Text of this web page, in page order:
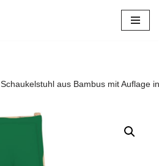
Schaukelstuhl aus Bambus mit Auflage